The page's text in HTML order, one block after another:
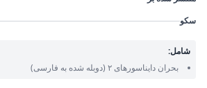
سکو
شامل:
بحران دایناسورهای ۲
(دوبله شده به فارسی)